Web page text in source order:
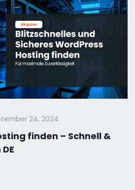
24, 2024
finden – Schnell &